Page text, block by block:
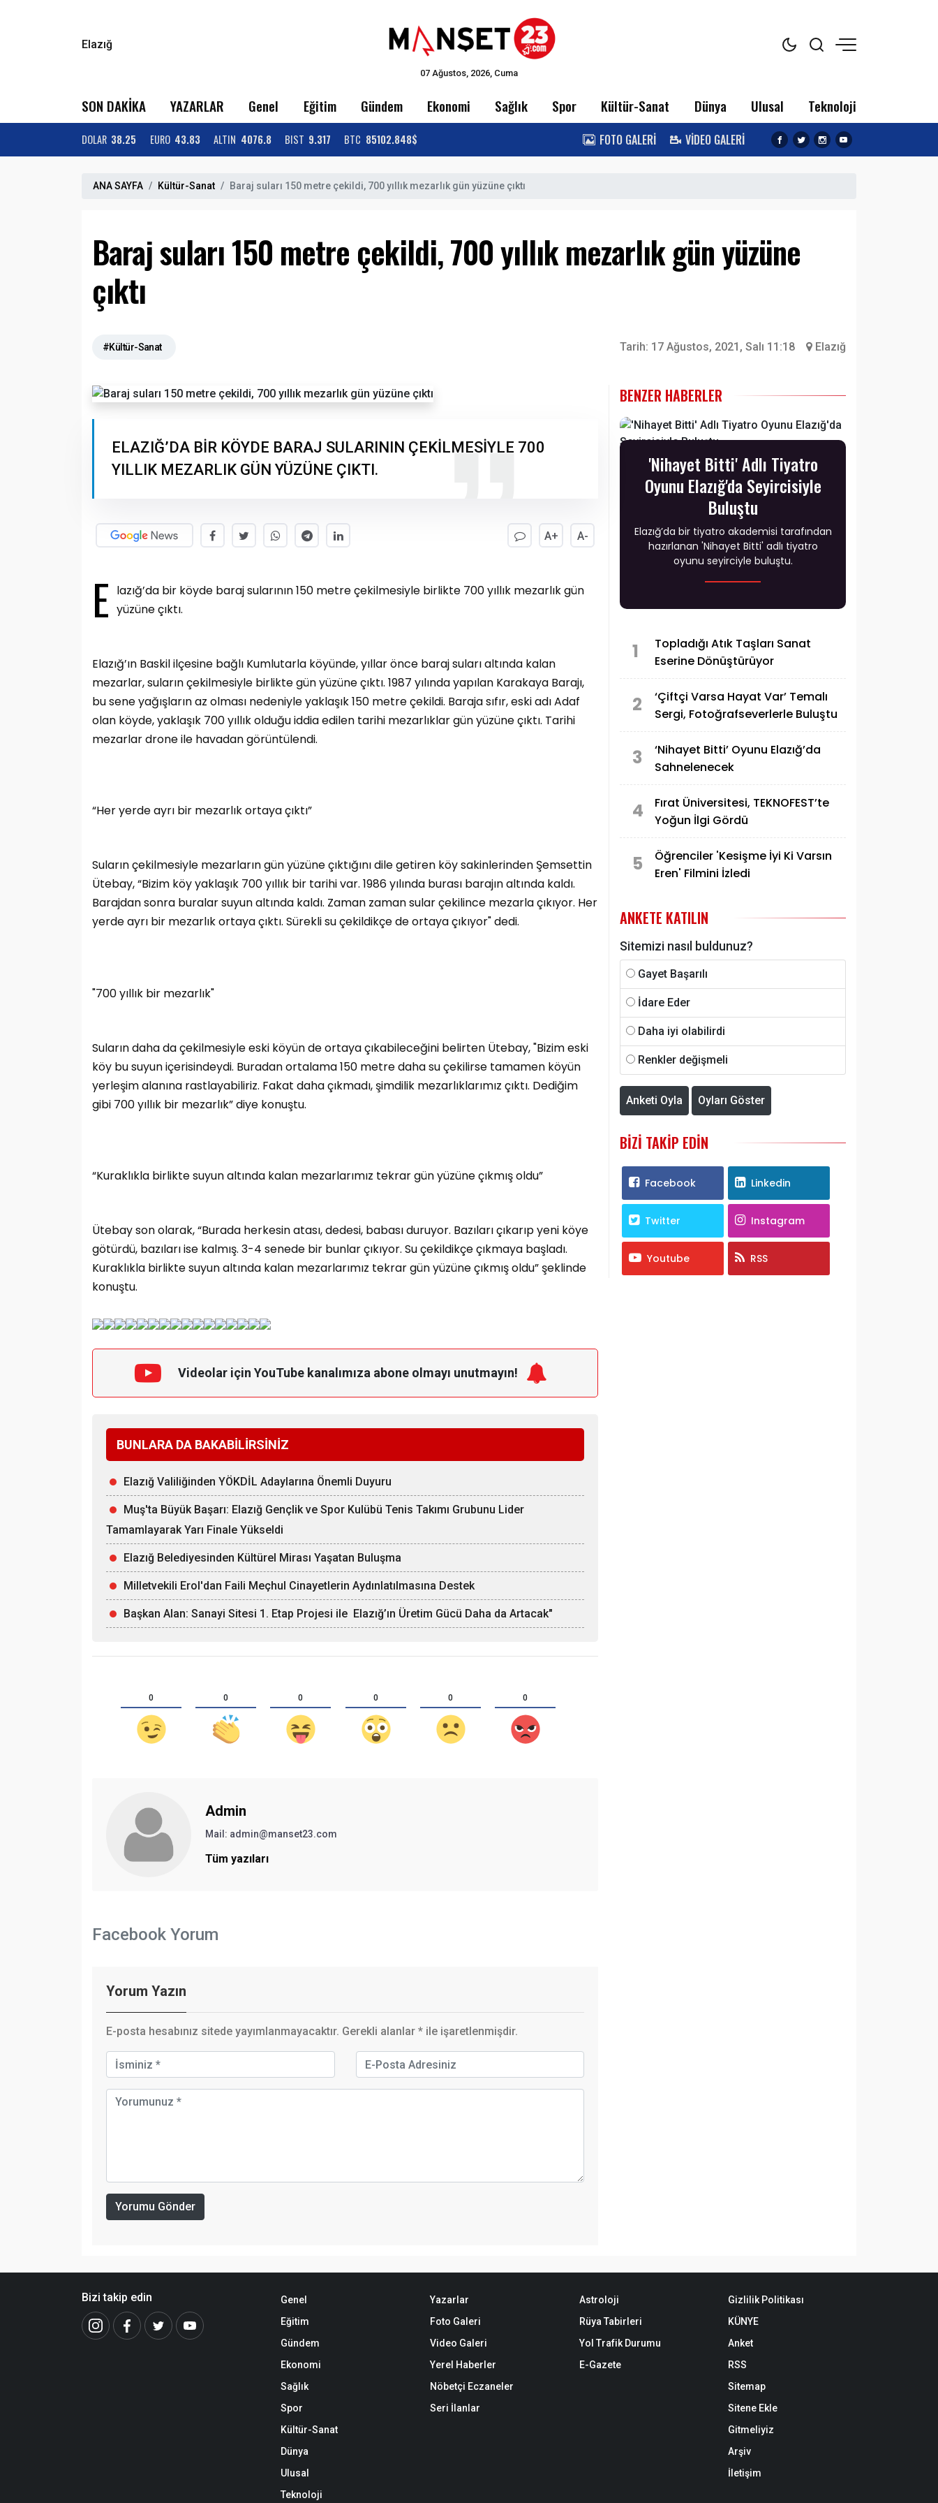
Elazığ
07 Ağustos, 2026, Cuma
SON DAKİKA YAZARLAR Genel Eğitim Gündem Ekonomi Sağlık Spor Kültür-Sanat Dünya Ulusal Teknoloji
DOLAR 38.25 EURO 43.83 ALTIN 4076.8 BIST 9.317 BTC 85102.848$ FOTO GALERİ VİDEO GALERİ
ANA SAYFA Kültür-Sanat Baraj suları 150 metre çekildi, 700 yıllık mezarlık gün yüzüne çıktı
Baraj suları 150 metre çekildi, 700 yıllık mezarlık gün yüzüne
çıktı
#Kültür-Sanat Tarih: 17 Ağustos, 2021, Salı 11:18 Elazığ
ELAZIĞ’DA BİR KÖYDE BARAJ SULARININ ÇEKİLMESİYLE 700
YILLIK MEZARLIK GÜN YÜZÜNE ÇIKTI.
A+ A-
E lazığ’da bir köyde baraj sularının 150 metre çekilmesiyle birlikte 700 yıllık mezarlık gün
yüzüne çıktı.
Elazığ’ın Baskil ilçesine bağlı Kumlutarla köyünde, yıllar önce baraj suları altında kalan
mezarlar, suların çekilmesiyle birlikte gün yüzüne çıktı. 1987 yılında yapılan Karakaya Barajı,
bu sene yağışların az olması nedeniyle yaklaşık 150 metre çekildi. Baraja sıfır, eski adı Adaf
olan köyde, yaklaşık 700 yıllık olduğu iddia edilen tarihi mezarlıklar gün yüzüne çıktı. Tarihi
mezarlar drone ile havadan görüntülendi.
“Her yerde ayrı bir mezarlık ortaya çıktı”
Suların çekilmesiyle mezarların gün yüzüne çıktığını dile getiren köy sakinlerinden Şemsettin
Ütebay, “Bizim köy yaklaşık 700 yıllık bir tarihi var. 1986 yılında burası barajın altında kaldı.
Barajdan sonra buralar suyun altında kaldı. Zaman zaman sular çekilince mezarla çıkıyor. Her
yerde ayrı bir mezarlık ortaya çıktı. Sürekli su çekildikçe de ortaya çıkıyor" dedi.
"700 yıllık bir mezarlık"
Suların daha da çekilmesiyle eski köyün de ortaya çıkabileceğini belirten Ütebay, "Bizim eski
köy bu suyun içerisindeydi. Buradan ortalama 150 metre daha su çekilirse tamamen köyün
yerleşim alanına rastlayabiliriz. Fakat daha çıkmadı, şimdilik mezarlıklarımız çıktı. Dediğim
gibi 700 yıllık bir mezarlık” diye konuştu.
“Kuraklıkla birlikte suyun altında kalan mezarlarımız tekrar gün yüzüne çıkmış oldu”
Ütebay son olarak, “Burada herkesin atası, dedesi, babası duruyor. Bazıları çıkarıp yeni köye
götürdü, bazıları ise kalmış. 3-4 senede bir bunlar çıkıyor. Su çekildikçe çıkmaya başladı.
Kuraklıkla birlikte suyun altında kalan mezarlarımız tekrar gün yüzüne çıkmış oldu” şeklinde
konuştu.
Videolar için YouTube kanalımıza abone olmayı unutmayın!
BUNLARA DA BAKABİLİRSİNİZ
Elazığ Valiliğinden YÖKDİL Adaylarına Önemli Duyuru
Muş'ta Büyük Başarı: Elazığ Gençlik ve Spor Kulübü Tenis Takımı Grubunu Lider
Tamamlayarak Yarı Finale Yükseldi
Elazığ Belediyesinden Kültürel Mirası Yaşatan Buluşma
Milletvekili Erol'dan Faili Meçhul Cinayetlerin Aydınlatılmasına Destek
Başkan Alan: Sanayi Sitesi 1. Etap Projesi ile Elazığ’ın Üretim Gücü Daha da Artacak"
0 0 0 0 0 0
Admin
Mail: admin@manset23.com
Tüm yazıları
Facebook Yorum
Yorum Yazın
E-posta hesabınız sitede yayımlanmayacaktır. Gerekli alanlar * ile işaretlenmişdir.
Yorumu Gönder
BENZER HABERLER
'Nihayet Bitti' Adlı Tiyatro
Oyunu Elazığ'da Seyircisiyle
Buluştu
Elazığ’da bir tiyatro akademisi tarafından
hazırlanan 'Nihayet Bitti' adlı tiyatro
oyunu seyirciyle buluştu.
1
Topladığı Atık Taşları Sanat
Eserine Dönüştürüyor
2
‘Çiftçi Varsa Hayat Var’ Temalı
Sergi, Fotoğrafseverlerle Buluştu
3
‘Nihayet Bitti’ Oyunu Elazığ’da
Sahnelenecek
4
Fırat Üniversitesi, TEKNOFEST’te
Yoğun İlgi Gördü
5
Öğrenciler 'Kesişme İyi Ki Varsın
Eren' Filmini İzledi
ANKETE KATILIN
Sitemizi nasıl buldunuz?
Gayet Başarılı
İdare Eder
Daha iyi olabilirdi
Renkler değişmeli
Anketi Oyla Oyları Göster
BIZI TAKIP EDIN
Facebook Linkedin
Twitter Instagram
Youtube RSS
Bizi takip edin
Genel
Eğitim
Gündem
Ekonomi
Sağlık
Spor
Kültür-Sanat
Dünya
Ulusal
Teknoloji
Yazarlar
Foto Galeri
Video Galeri
Yerel Haberler
Nöbetçi Eczaneler
Seri İlanlar
Astroloji
Rüya Tabirleri
Yol Trafik Durumu
E-Gazete
Gizlilik Politikası
KÜNYE
Anket
RSS
Sitemap
Sitene Ekle
Gitmeliyiz
Arşiv
İletişim